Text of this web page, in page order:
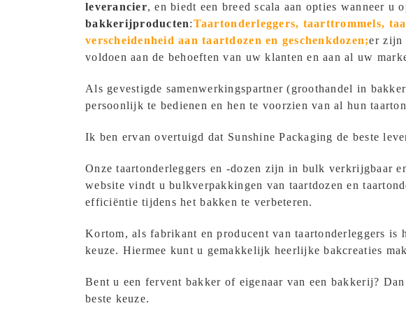
leverancier, en biedt een breed scala aan opties wanneer u
bakkerijproducten:Taartonderleggers, taarttrommels,
verscheidenheid aan taartdozen en geschenkdozen;er zijn
voldoen aan de behoeften van uw klanten en aan al uw
Als gevestigde samenwerkingspartner (groothandel in
persoonlijk te bedienen en hen te voorzien van al hun
Ik ben ervan overtuigd dat Sunshine Packaging de beste
Onze taartonderleggers en -dozen zijn in bulk verkrijgbaar
website vindt u bulkverpakkingen van taartdozen en
efficiëntie tijdens het bakken te verbeteren.
Kortom, als fabrikant en producent van taartonderleggers is
keuze. Hiermee kunt u gemakkelijk heerlijke bakcreaties
Bent u een fervent bakker of eigenaar van een bakkerij?
beste keuze.